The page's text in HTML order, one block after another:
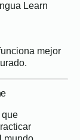
Learn
mejor
que